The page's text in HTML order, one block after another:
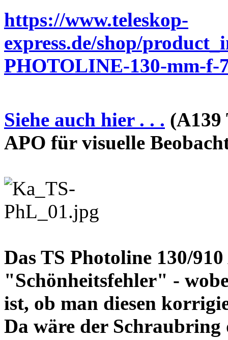
https://www.teleskop-
express.de/shop/
PHOTOLINE-130-mm-f-
Siehe auch hier . . . (A139
APO für visuelle
Das TS Photoline 130/
"Schönheitsfehler" -
ist, ob man diesen
Da wäre der